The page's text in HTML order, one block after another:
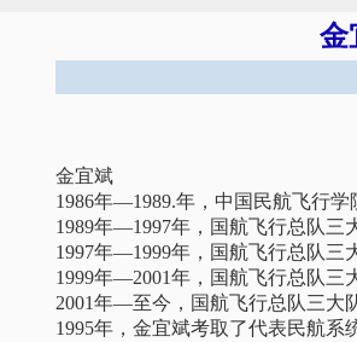
金
金宜斌
1986年—1989.年，中国民航飞行学
1989年—1997年，国航飞行总队三
1997年—1999年，国航飞行总队三
1999年—2001年，国航飞行总队三
2001年—至今，国航飞行总队三大
1995年，金宜斌考取了代表民航